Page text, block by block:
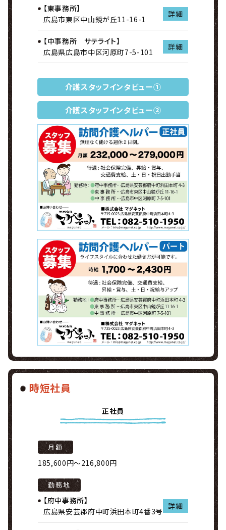
【東事務所】
広島市東区中山鏡が丘11-16-1
詳細
【中事務所 サテライト】
広島県広島市中区河原町7-5-101
詳細
介護スタッフインタビュー①
介護スタッフインタビュー②
時短社員
正社員
月額
185,600円～216,800円
勤務地
【府中事務所】
広島県安芸郡府中町浜田本町4番3号
詳細